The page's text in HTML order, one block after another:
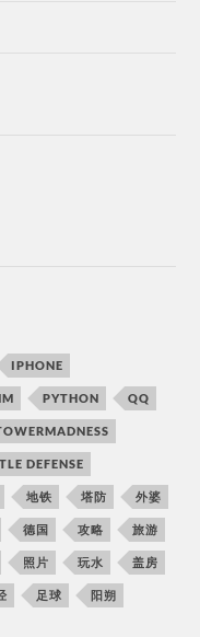
IPHONE
PYTHON QQ
DEFENSE
地铁 塔防 外婆
德国 攻略 旅游
照片 玩水 盖房
足球 阳朔